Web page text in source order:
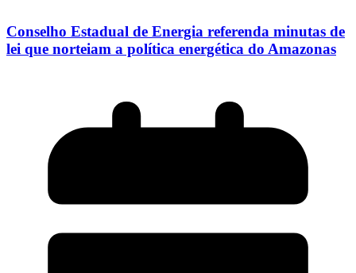
Conselho Estadual de Energia referenda minutas de
lei que norteiam a política energética do Amazonas